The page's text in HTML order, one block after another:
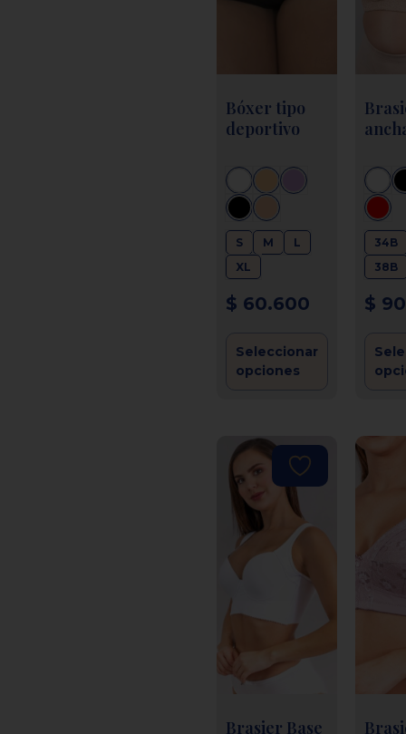
Bóxer tipo
deportivo
S M
L
XL
$ 60.600
Seleccionar
opciones
34B
38B
$
Brasier Base